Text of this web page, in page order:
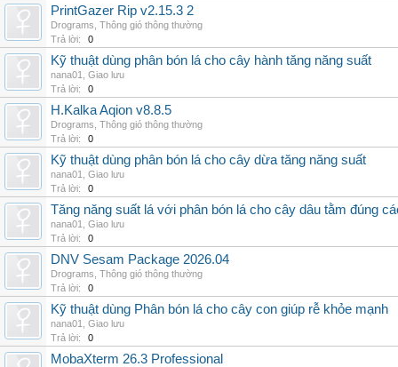
PrintGazer Rip v2.15.3 2
Drograms Thông gió thông thường
Trả lời:
0
Kỹ thuật dùng phân bón lá cho cây hành tăng năng suất
nana01
Giao lưu
Trả lời:
0
H.Kalka Aqion v8.8.5
Drograms Thông gió thông thường
Trả lời:
0
Kỹ thuật dùng phân bón lá cho cây dừa tăng năng suất
nana01
Giao lưu
Trả lời:
0
Tăng năng suất lá với phân bón lá cho cây dâu tằm đúng
nana01
Giao lưu
Trả lời:
0
DNV Sesam Package 2026.04
Drograms Thông gió thông thường
Trả lời:
0
Kỹ thuật dùng Phân bón lá cho cây con giúp rễ khỏe mạnh
nana01
Giao lưu
Trả lời:
0
MobaXterm 26.3 Professional